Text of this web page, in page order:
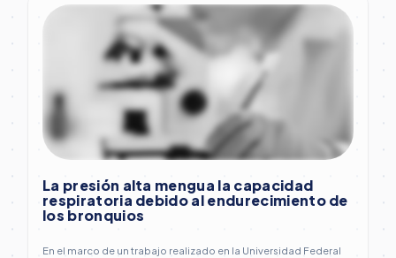
La presión alta mengua la capacidad
respiratoria debido al endurecimiento de
los bronquios
En el marco de un trabajo realizado en la Universidad Federal